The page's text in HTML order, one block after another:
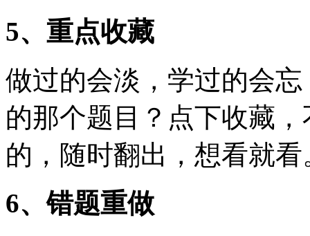
5、重点收藏
做过的会淡，学过的会
的那个题目？点下收藏
的，随时翻出，想看就看
6、错题重做